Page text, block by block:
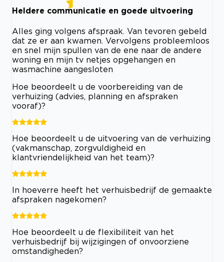
Heldere communicatie en goede uitvoering
Alles ging volgens afspraak. Van tevoren gebeld
dat ze er aan kwamen. Vervolgens probleemloos
en snel mijn spullen van de ene naar de andere
woning en mijn tv netjes opgehangen en
wasmachine aangesloten
Hoe beoordeelt u de voorbereiding van de
verhuizing (advies, planning en afspraken
vooraf)?
Hoe beoordeelt u de uitvoering van de verhuizing
(vakmanschap, zorgvuldigheid en
klantvriendelijkheid van het team)?
In hoeverre heeft het verhuisbedrijf de gemaakte
afspraken nagekomen?
Hoe beoordeelt u de flexibiliteit van het
verhuisbedrijf bij wijzigingen of onvoorziene
omstandigheden?